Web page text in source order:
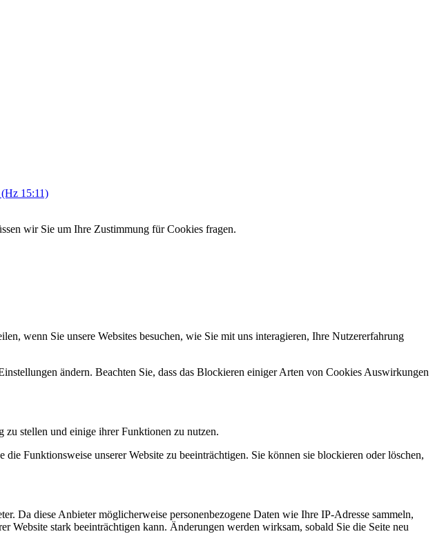
15:11)
wir Sie um Ihre Zustimmung für Cookies fragen.
wenn Sie unsere Websites besuchen, wie Sie mit uns interagieren, Ihre Nutzererfahrung
ändern. Beachten Sie, dass das Blockieren einiger Arten von Cookies Auswirkungen
stellen und einige ihrer Funktionen zu nutzen.
Funktionsweise unserer Website zu beeinträchtigen. Sie können sie blockieren oder löschen,
Da diese Anbieter möglicherweise personenbezogene Daten wie Ihre IP-Adresse sammeln,
Website stark beeinträchtigen kann. Änderungen werden wirksam, sobald Sie die Seite neu